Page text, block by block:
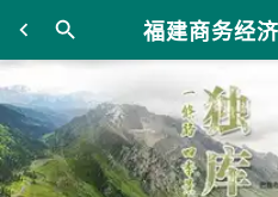
福建商务经